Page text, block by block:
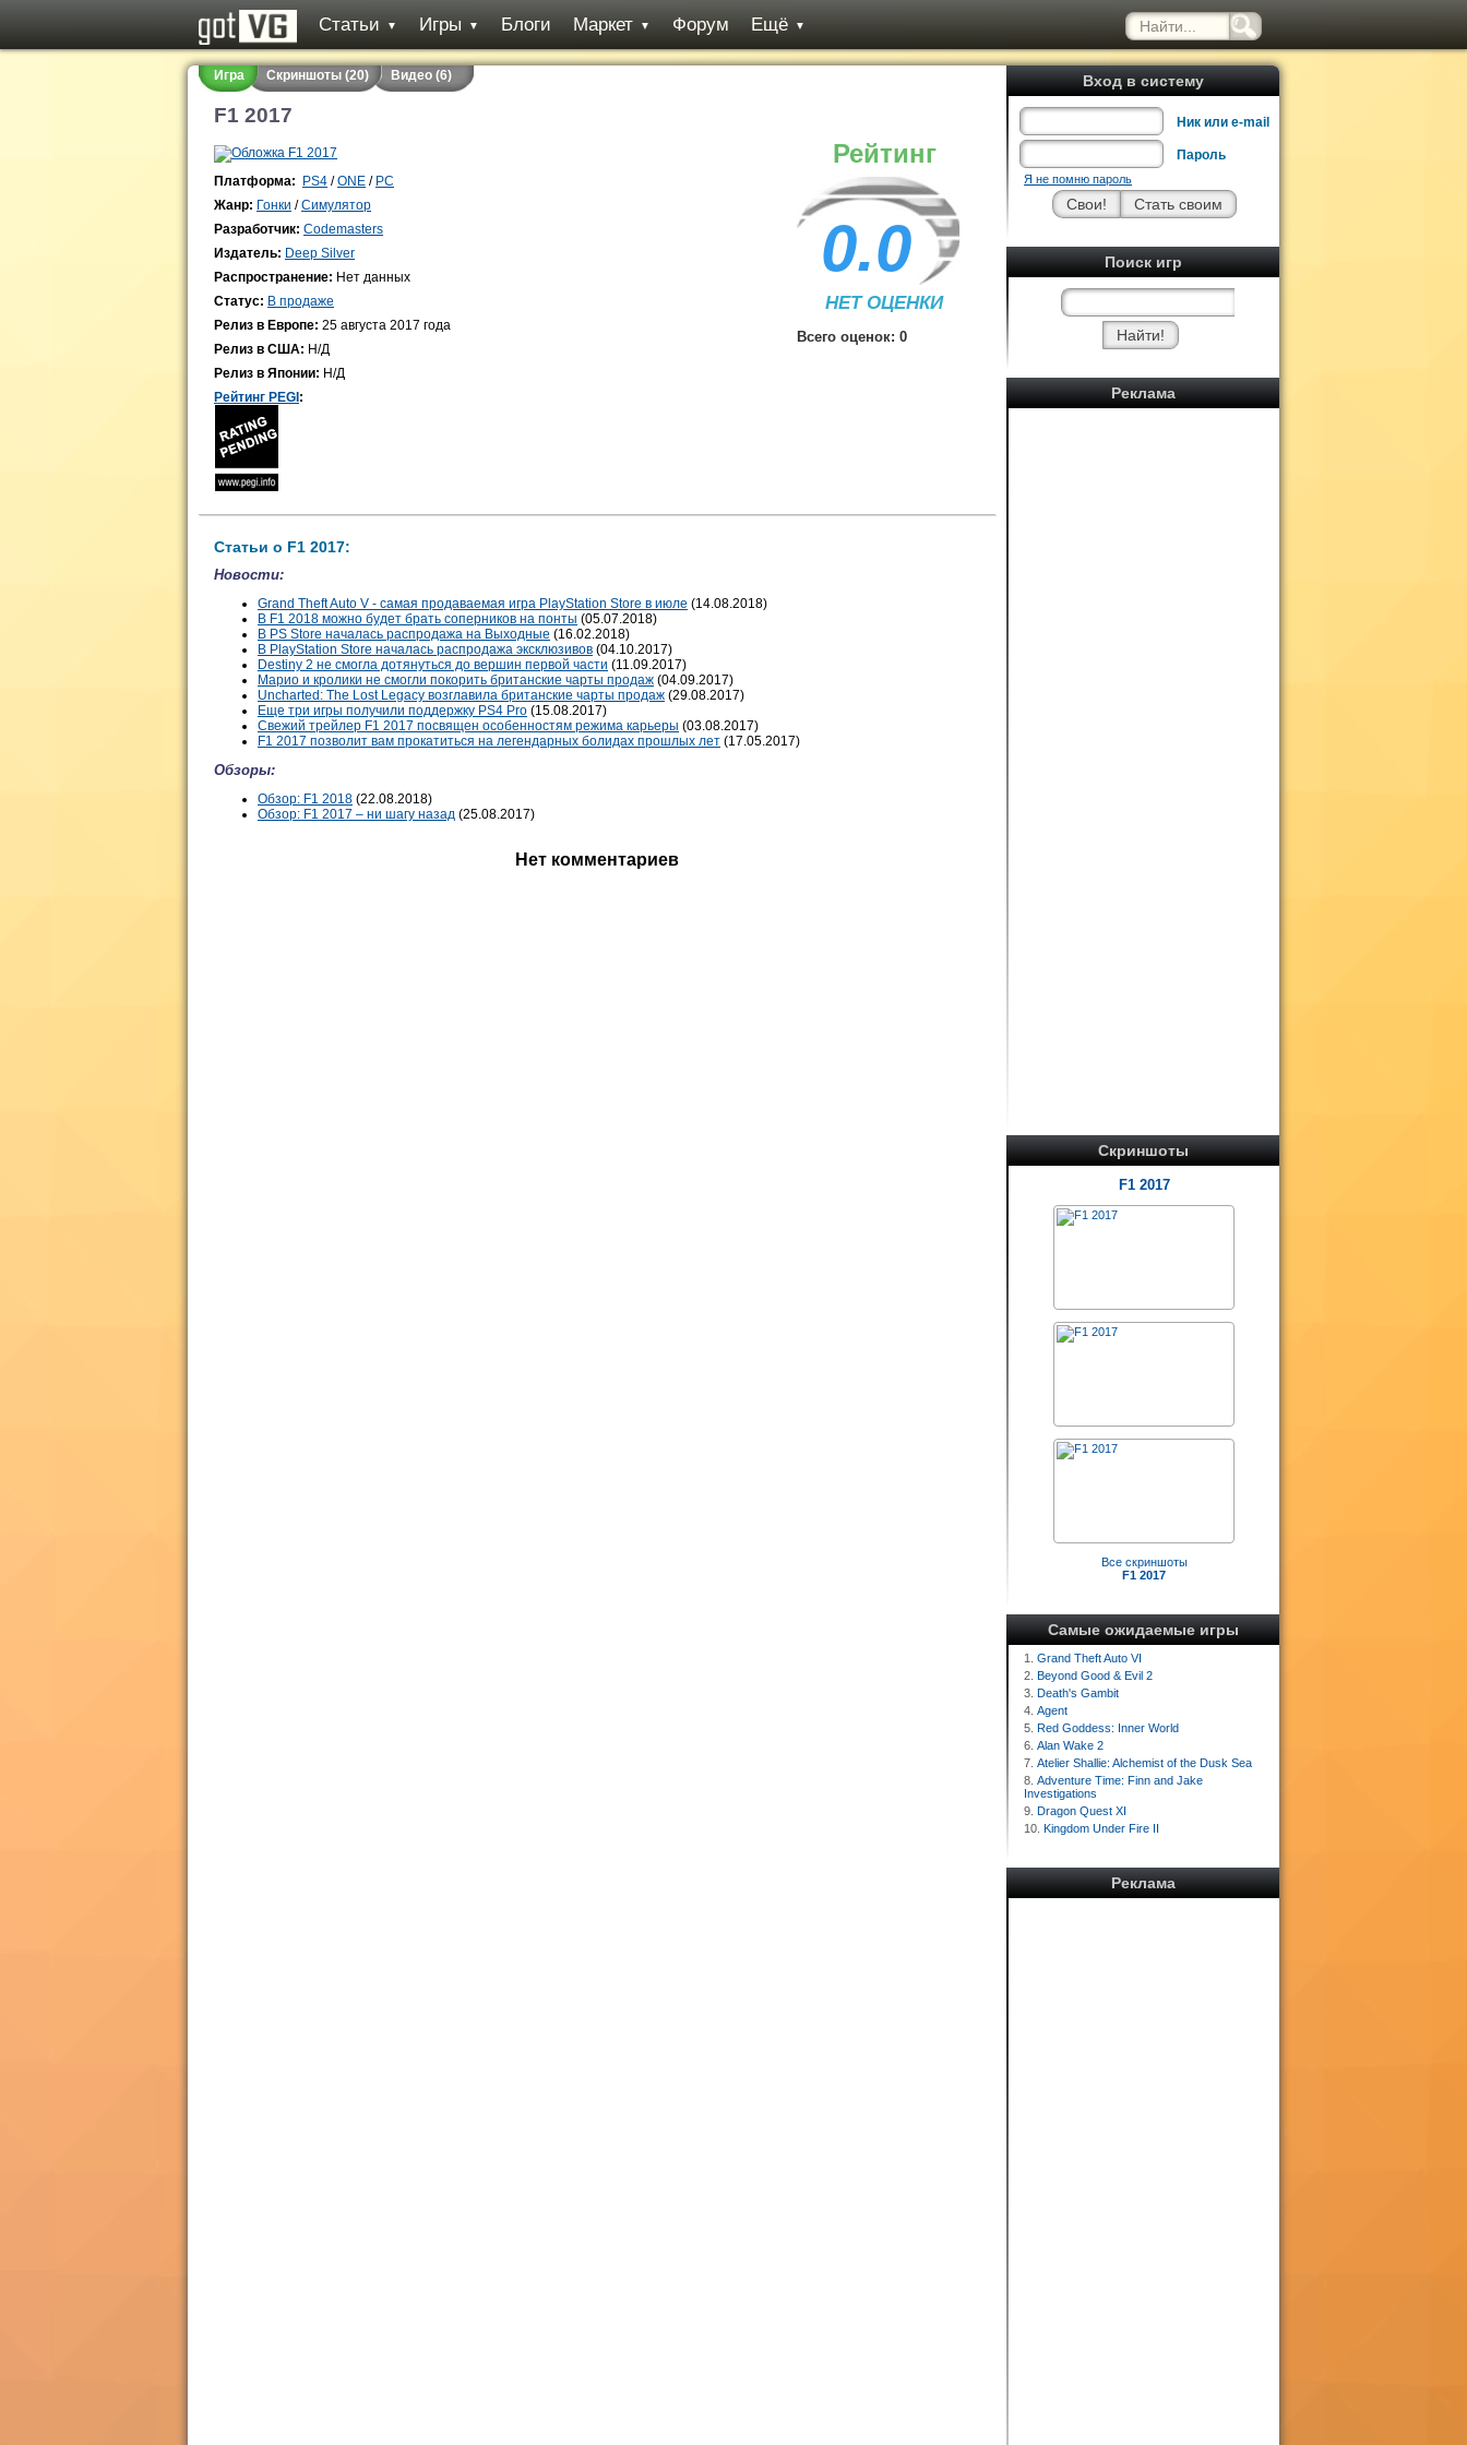
Статьи ▼ Игры ▼ Блоги Маркет ▼ Форум Ещё ▼
Вход в систему
Ник или e-mail
Пароль
Я не помню пароль
Поиск игр
Реклама
Скриншоты
F1 2017
Все скриншоты
F1 2017
Самые ожидаемые игры
1. Grand Theft Auto VI
2. Beyond Good & Evil 2
3. Death's Gambit
4. Agent
5. Red Goddess: Inner World
6. Alan Wake 2
7. Atelier Shallie: Alchemist of the Dusk Sea
8. Adventure Time: Finn and Jake
Investigations
9. Dragon Quest XI
10. Kingdom Under Fire II
Реклама
Игра Скриншоты (20) Видео (6)
F1 2017
Рейтинг
0.0
НЕТ ОЦЕНКИ
Всего оценок: 0
Платформа: PS4 /ONE / PC
Жанр: Гонки /Симулятор
Разработчик: Codemasters
Издатель: Deep Silver
Распространение: Нет данных
Статус: В продаже
Релиз в Европе: 25 августа 2017 года
Релиз в США: Н/Д
Релиз в Японии: Н/Д
Рейтинг PEGI :
Статьи о F1 2017:
Новости:
Grand Theft Auto V - самая продаваемая игра PlayStation Store в июле (14.08.2018)
В F1 2018 можно будет брать соперников на понты (05.07.2018)
В PS Store началась распродажа на Выходные (16.02.2018)
В PlayStation Store началась распродажа эксклюзивов (04.10.2017)
Destiny 2 не смогла дотянуться до вершин первой части (11.09.2017)
Марио и кролики не смогли покорить британские чарты продаж (04.09.2017)
Uncharted: The Lost Legacy возглавила британские чарты продаж (29.08.2017)
Еще три игры получили поддержку PS4 Pro (15.08.2017)
Свежий трейлер F1 2017 посвящен особенностям режима карьеры (03.08.2017)
F1 2017 позволит вам прокатиться на легендарных болидах прошлых лет (17.05.2017)
Обзоры:
Обзор: F1 2018 (22.08.2018)
Обзор: F1 2017 – ни шагу назад (25.08.2017)
Нет комментариев